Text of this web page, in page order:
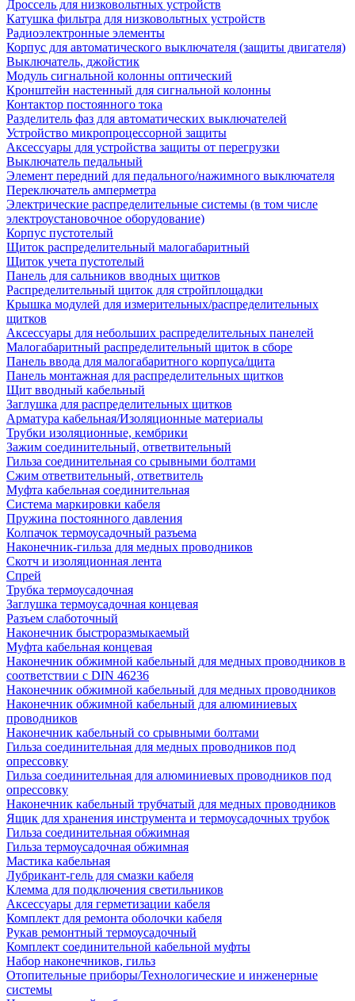
Дроссель для низковольтных устройств
Катушка фильтра для низковольтных устройств
Радиоэлектронные элементы
Корпус для автоматического выключателя (защиты двигателя)
Выключатель, джойстик
Модуль сигнальной колонны оптический
Кронштейн настенный для сигнальной колонны
Контактор постоянного тока
Разделитель фаз для автоматических выключателей
Устройство микропроцессорной защиты
Аксессуары для устройства защиты от перегрузки
Выключатель педальный
Элемент передний для педального/нажимного выключателя
Переключатель амперметра
Электрические распределительные системы (в том числе
электроустановочное оборудование)
Корпус пустотелый
Щиток распределительный малогабаритный
Щиток учета пустотелый
Панель для сальников вводных щитков
Распределительный щиток для стройплощадки
Крышка модулей для измерительных/распределительных
щитков
Аксессуары для небольших распределительных панелей
Малогабаритный распределительный щиток в сборе
Панель ввода для малогабаритного корпуса/щита
Панель монтажная для распределительных щитков
Щит вводный кабельный
Заглушка для распределительных щитков
Арматура кабельная/Изоляционные материалы
Трубки изоляционные, кембрики
Зажим соединительный, ответвительный
Гильза соединительная со срывными болтами
Сжим ответвительный, ответвитель
Муфта кабельная соединительная
Система маркировки кабеля
Пружина постоянного давления
Колпачок термоусадочный разъема
Наконечник-гильза для медных проводников
Скотч и изоляционная лента
Спрей
Трубка термоусадочная
Заглушка термоусадочная концевая
Разъем слаботочный
Наконечник быстроразмыкаемый
Муфта кабельная концевая
Наконечник обжимной кабельный для медных проводников в
соответствии с DIN 46236
Наконечник обжимной кабельный для медных проводников
Наконечник обжимной кабельный для алюминиевых
проводников
Наконечник кабельный со срывными болтами
Гильза соединительная для медных проводников под
опрессовку
Гильза соединительная для алюминиевых проводников под
опрессовку
Наконечник кабельный трубчатый для медных проводников
Ящик для хранения инструмента и термоусадочных трубок
Гильза соединительная обжимная
Гильза термоусадочная обжимная
Мастика кабельная
Лубрикант-гель для смазки кабеля
Клемма для подключения светильников
Аксессуары для герметизации кабеля
Комплект для ремонта оболочки кабеля
Рукав ремонтный термоусадочный
Комплект соединительной кабельной муфты
Набор наконечников, гильз
Отопительные приборы/Технологические и инженерные
системы